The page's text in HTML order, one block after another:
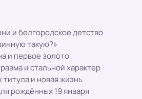
и белгородское детство
такую?»
и первое золото
и стальной характер
и новая жизнь
рождённых 19 января